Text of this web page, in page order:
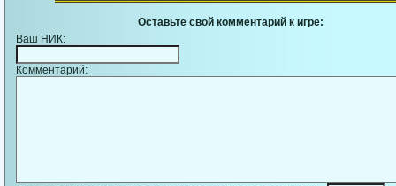
Оставьте свой комментарий к игре:
Ваш НИК:
Комментарий: